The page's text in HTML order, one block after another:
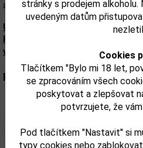
stránky s prodejem
uvedeným datům
Cookies
Tlačítkem "Bylo mi 18 let,
se zpracováním všech
poskytovat a zlepšovat
potvrzujete, že
Pod tlačítkem "Nastavit" si
typy cookies nebo
a lahodným ovocným muškátovým
Upozorňujeme, že tento
Přesné složení a alergeny jsou k
výrobku. Zkontrolujte prosím
Parametry: